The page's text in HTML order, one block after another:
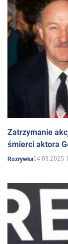
Zatrzymanie
śmierci aktora
Rozrywka04.03.2025